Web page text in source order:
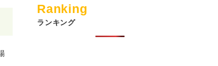
Ranking
ランキング